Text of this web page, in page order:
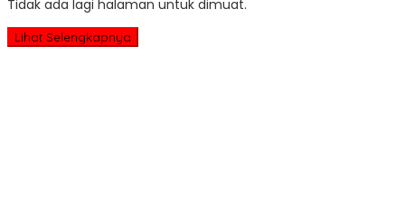
Tidak ada lagi halaman untuk dimuat.
Lihat Selengkapnya